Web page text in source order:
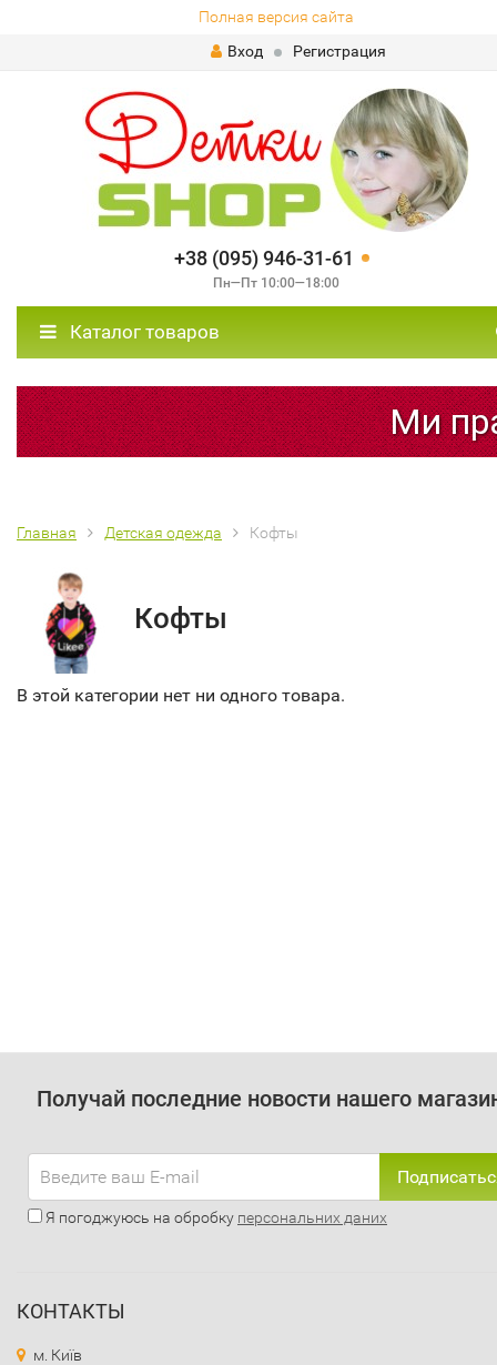
Полная версия сайта
Вход
Регистрация
+38 (095) 946-31-61
Пн—Пт 10:00—18:00
Каталог товаров
Ми
Главная Детская одежда Кофты
Кофты
В этой категории нет ни одного товара.
Получай последние новости нашего
Я погоджуюсь на обробку персональних даних
КОНТАКТЫ
м. Київ